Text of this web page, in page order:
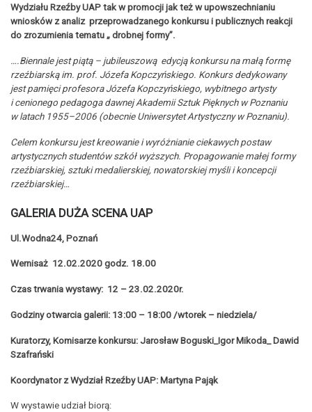
Wydziału Rzeźby UAP tak w promocji jak też w upowszechnianiu
wniosków z analiz przeprowadzanego konkursu i publicznych reakcji
do zrozumienia tematu „ drobnej formy”.
….Biennale jest piątą – jubileuszową edycją konkursu na małą formę
rzeźbiarską im. prof. Józefa Kopczyńskiego. Konkurs dedykowany
jest pamięci profesora Józefa Kopczyńskiego, wybitnego artysty
i cenionego pedagoga dawnej Akademii Sztuk Pięknych w Poznaniu
w latach 1955–2006 (obecnie Uniwersytet Artystyczny w Poznaniu).
Celem konkursu jest kreowanie i wyróżnianie ciekawych postaw
artystycznych studentów szkół wyższych. Propagowanie małej formy
rzeźbiarskiej, sztuki medalierskiej, nowatorskiej myśli i koncepcji
rzeźbiarskiej…
GALERIA DUŻA SCENA UAP
Ul.Wodna24, Poznań
Wernisaż 12.02.2020 godz. 18.00
Czas trwania wystawy: 12 – 23.02.2020r.
Godziny otwarcia galerii: 13:00 – 18:00 /wtorek – niedziela/
Kuratorzy, Komisarze konkursu: Jarosław Boguski_Igor Mikoda_ Dawid
Szafrański
Koordynator z Wydział Rzeźby UAP: Martyna Pająk
W wystawie udział biorą: